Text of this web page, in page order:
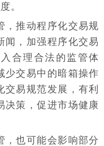
。
，推动程序化交易规
闻，加强程序化交易
合理合法的监管体
少交易中的暗箱操作
易规范发展，有利
决策，促进市场健康
，也可能会影响部分